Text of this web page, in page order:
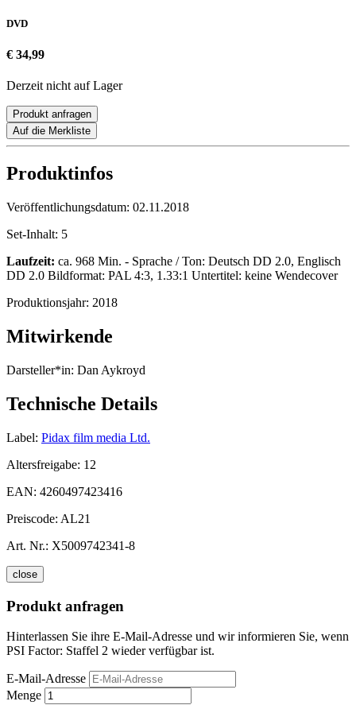
DVD
€ 34,99
Derzeit nicht auf Lager
Produkt anfragen
Auf die Merkliste
Produktinfos
Veröffentlichungsdatum: 02.11.2018
Set-Inhalt: 5
Laufzeit: ca. 968 Min. - Sprache / Ton: Deutsch DD 2.0, Englisch
DD 2.0 Bildformat: PAL 4:3, 1.33:1 Untertitel: keine Wendecover
Produktionsjahr: 2018
Mitwirkende
Darsteller*in: Dan Aykroyd
Technische Details
Label: Pidax film media Ltd.
Altersfreigabe: 12
EAN: 4260497423416
Preiscode: AL21
Art. Nr.: X5009742341-8
close
Produkt anfragen
Hinterlassen Sie ihre E-Mail-Adresse und wir informieren Sie, wenn
PSI Factor: Staffel 2 wieder verfügbar ist.
E-Mail-Adresse
Menge